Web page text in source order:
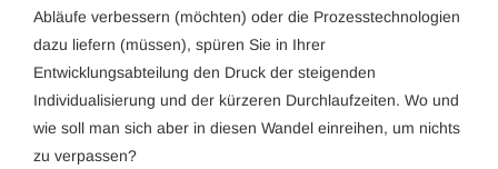
Abläufe verbessern (möchten) oder die Prozesstechnologien
dazu liefern (müssen), spüren Sie in Ihrer
Entwicklungsabteilung den Druck der steigenden
Individualisierung und der kürzeren Durchlaufzeiten. Wo und
wie soll man sich aber in diesen Wandel einreihen, um nichts
zu verpassen?